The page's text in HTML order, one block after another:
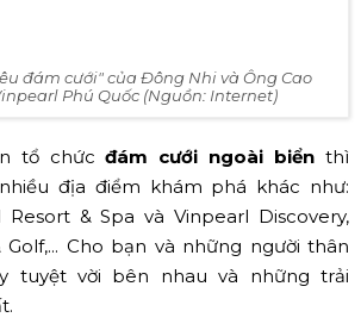
đám cưới" của Đông Nhi và Ông Cao
Phú Quốc (Nguồn: Internet)
tổ chức